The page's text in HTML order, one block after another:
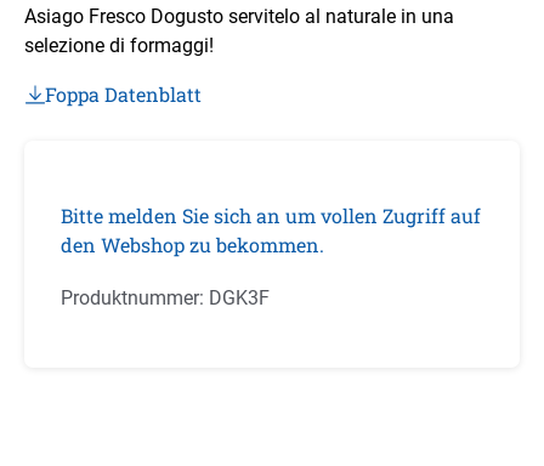
Asiago Fresco Dogusto servitelo al naturale in una
selezione di formaggi!
Foppa Datenblatt
Bitte melden Sie sich an um vollen Zugriff auf
den Webshop zu bekommen.
Produktnummer: DGK3F